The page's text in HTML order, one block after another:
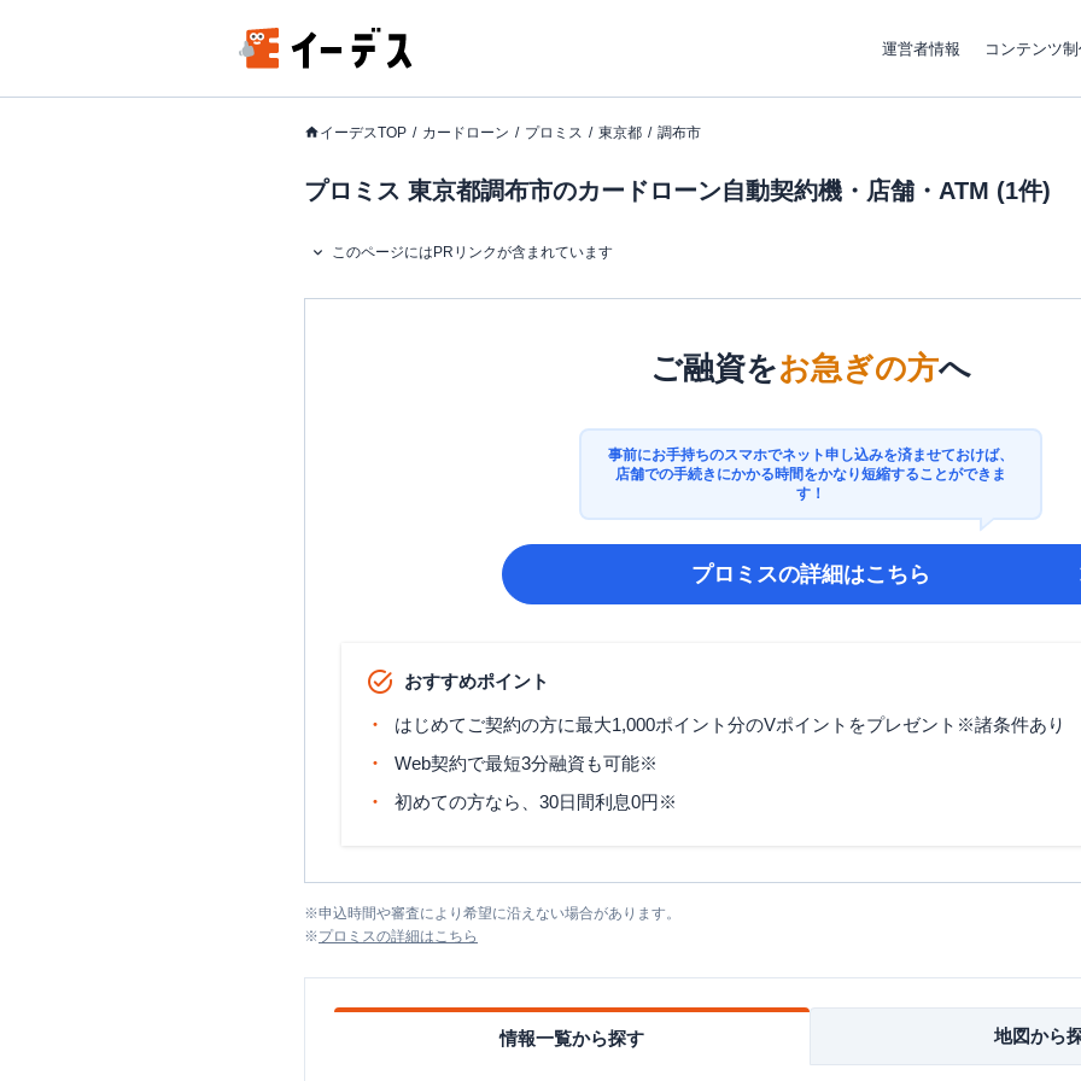
運営者情報 コンテンツ
イーデスTOP カードローン プロミス 東京都 調布市
プロミス 東京都調布市のカードローン自動契約機・店舗・ATM (1件)
このページにはPRリンクが含まれています
ご融資をお急ぎの方へ
事前にお手持ちのスマホでネット申し込みを済ませておけば、
店舗での手続きにかかる時間をかなり短縮することができま
す！
プロミスの詳細はこちら
おすすめポイント
はじめてご契約の方に最大1,000ポイント分のVポイントをプレゼント※諸条件あり
Web契約で最短3分融資も可能※
初めての方なら、30日間利息0円※
※申込時間や審査により希望に沿えない場合があります。
※プロミスの詳細はこちら
情報一覧から探す 地図から